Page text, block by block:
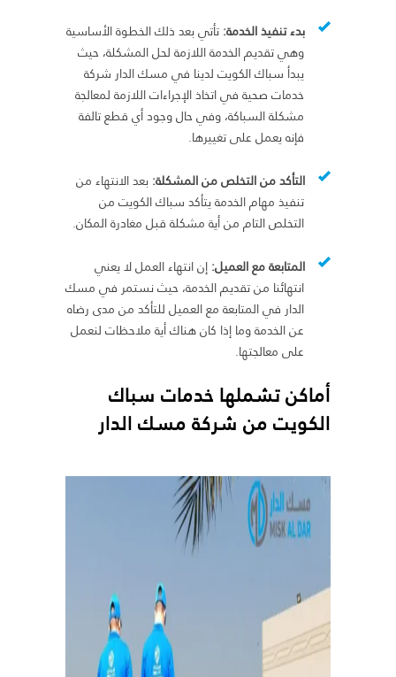
بدء تنفيذ الخدمة:تأتي بعد ذلك الخطوة الأساسية
وهي تقديم الخدمة اللازمة لحل المشكلة، حيث
يبدأ سباك الكويت لدينا في مسك الدار شركة
خدمات صحية في اتخاذ الإجراءات اللازمة لمعالجة
مشكلة السباكة، وفي حال وجود أي قطع تالفة
فإنه يعمل على تغييرها.
التأكد من التخلص من المشكلة:بعد الانتهاء من
تنفيذ مهام الخدمة يتأكد سباك الكويت من
التخلص التام من أية مشكلة قبل مغادرة المكان.
المتابعة مع العميل:إن انتهاء العمل لا يعني
انتهائنا من تقديم الخدمة، حيث نستمر في مسك
الدار في المتابعة مع العميل للتأكد من مدى رضاه
عن الخدمة وما إذا كان هناك أية ملاحظات لنعمل
على معالجتها.
أماكن تشملها خدمات سباك
الكويت من شركة مسك الدار